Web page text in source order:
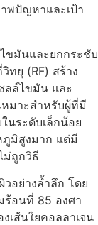
พปัญหาและเป้า
ขมันและยกกระชับ
ทยุ (RF) สร้าง
ลล์ไขมัน และ
หมาะสำหรับผู้ที่มี
ระดับเล็กน้อย
ภูมิสูงมาก แต่มี
ม่ถูกวิธี
วอย่างล้ำลึก โดย
ร้อนที่ 85 องศา
เส้นใยคอลลาเจน